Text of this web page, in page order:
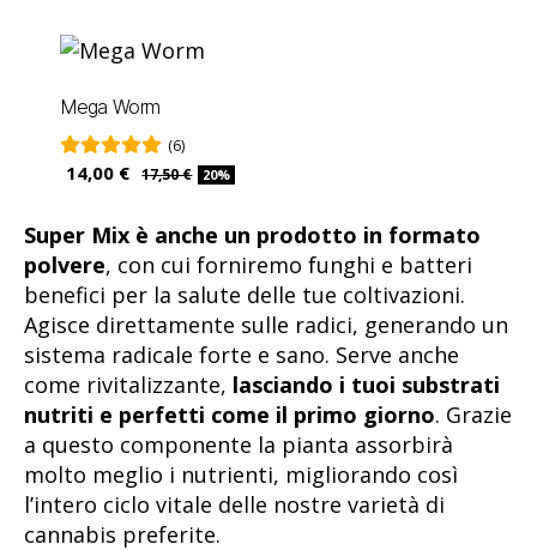
Mega Worm
(6)
14,00 € 17,50 € 20%
Super Mix è anche un prodotto in formato
polvere, con cui forniremo funghi e batteri
benefici per la salute delle tue coltivazioni.
Agisce direttamente sulle radici, generando un
sistema radicale forte e sano. Serve anche
come rivitalizzante, lasciando i tuoi substrati
nutriti e perfetti come il primo giorno. Grazie
a questo componente la pianta assorbirà
molto meglio i nutrienti, migliorando così
l’intero ciclo vitale delle nostre varietà di
cannabis preferite.